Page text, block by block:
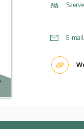
E-mail